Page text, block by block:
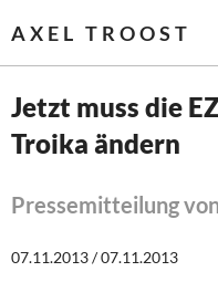
AXEL TROOST
Startseite
Themen
Leitlinien linker
Jetzt muss die
Troika ändern
Pressemitteilung
07.11.2013 / 07.11.2013